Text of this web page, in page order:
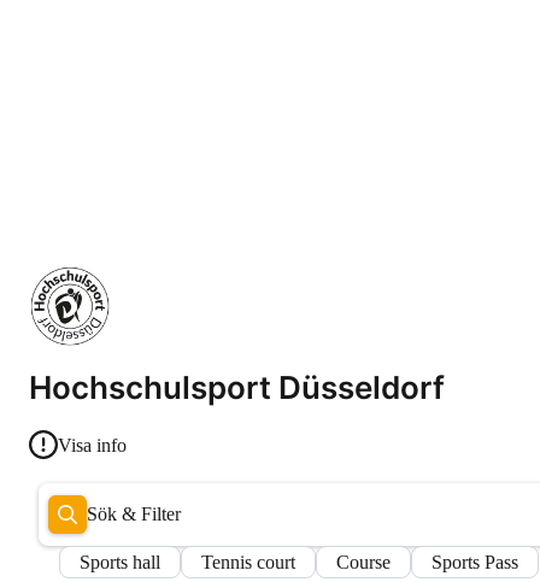
Hochschulsport Düsseldorf
Visa info
Sök & Filter
Sports hall Tennis court Course Sports Pass